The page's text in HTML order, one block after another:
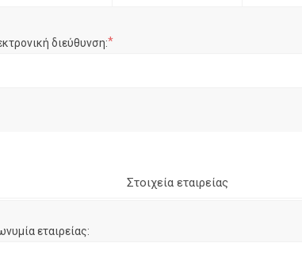
διεύθυνση:*
Στοιχεία εταιρείας
εταιρείας: